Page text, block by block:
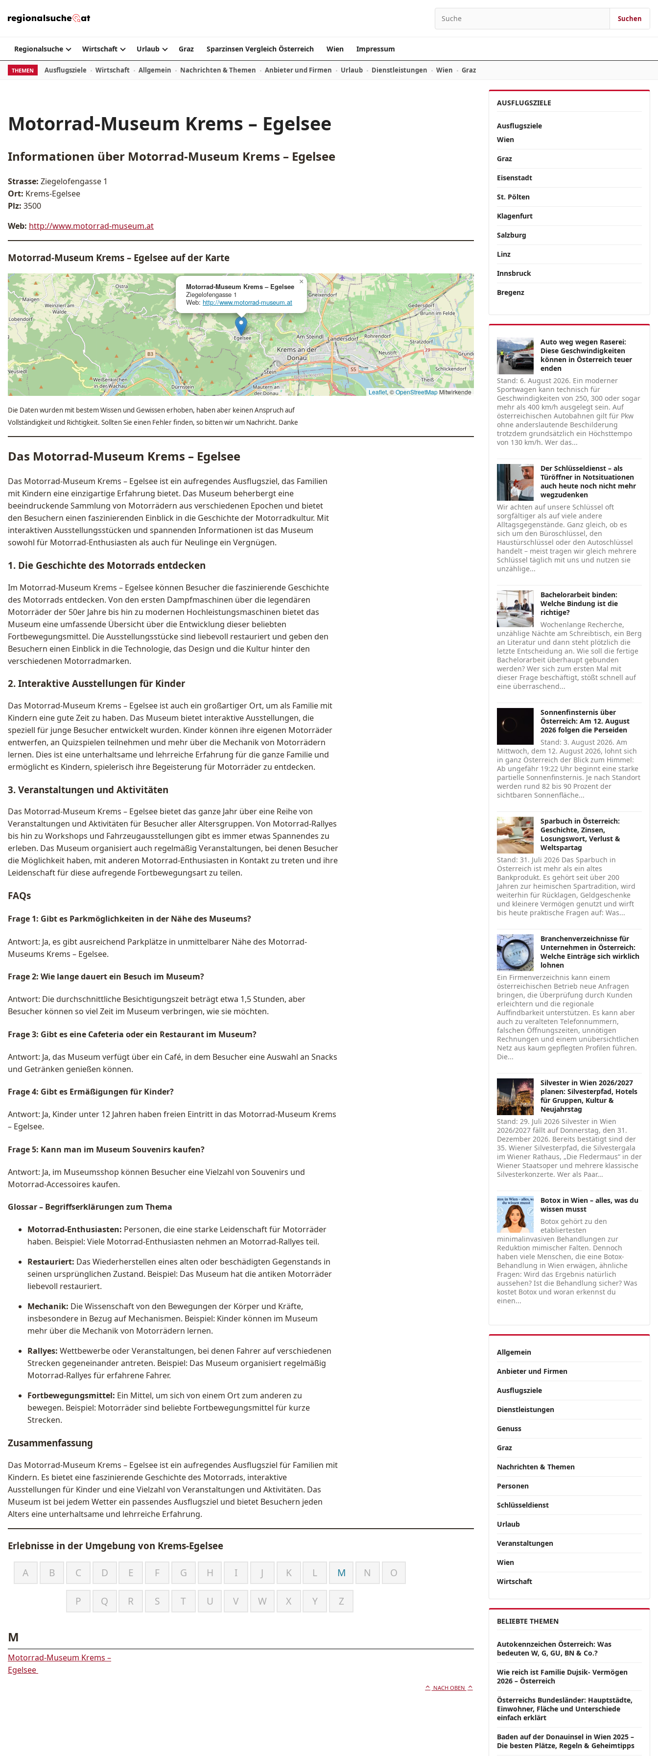
Suchen nach:
Suchen
Regionalsuche Wirtschaft Urlaub Graz Sparzinsen Vergleich Österreich Wien Impressum
THEMEN Ausflugsziele Wirtschaft Allgemein Nachrichten & Themen Anbieter und Firmen Urlaub Dienstleistungen Wien Graz
Motorrad-Museum Krems – Egelsee
Informationen über Motorrad-Museum Krems – Egelsee
Strasse: Ziegelofengasse 1
Ort: Krems-Egelsee
Plz: 3500
Web: http://www.motorrad-museum.at
Motorrad-Museum Krems – Egelsee auf der Karte
Motorrad-Museum Krems – Egelsee
Ziegelofengasse 1
Web: http://www.motorrad-museum.at
×
Leaflet, ©OpenStreetMapMitwirkende
Die Daten wurden mit bestem Wissen und Gewissen erhoben, haben aber keinen Anspruch auf
Vollständigkeit und Richtigkeit. Sollten Sie einen Fehler finden, so bitten wir um Nachricht. Danke
Das Motorrad-Museum Krems – Egelsee
Das Motorrad-Museum Krems – Egelsee ist ein aufregendes Ausflugsziel, das Familien
mit Kindern eine einzigartige Erfahrung bietet. Das Museum beherbergt eine
beeindruckende Sammlung von Motorrädern aus verschiedenen Epochen und bietet
den Besuchern einen faszinierenden Einblick in die Geschichte der Motorradkultur. Mit
interaktiven Ausstellungsstücken und spannenden Informationen ist das Museum
sowohl für Motorrad-Enthusiasten als auch für Neulinge ein Vergnügen.
1. Die Geschichte des Motorrads entdecken
Im Motorrad-Museum Krems – Egelsee können Besucher die faszinierende Geschichte
des Motorrads entdecken. Von den ersten Dampfmaschinen über die legendären
Motorräder der 50er Jahre bis hin zu modernen Hochleistungsmaschinen bietet das
Museum eine umfassende Übersicht über die Entwicklung dieser beliebten
Fortbewegungsmittel. Die Ausstellungsstücke sind liebevoll restauriert und geben den
Besuchern einen Einblick in die Technologie, das Design und die Kultur hinter den
verschiedenen Motorradmarken.
2. Interaktive Ausstellungen für Kinder
Das Motorrad-Museum Krems – Egelsee ist auch ein großartiger Ort, um als Familie mit
Kindern eine gute Zeit zu haben. Das Museum bietet interaktive Ausstellungen, die
speziell für junge Besucher entwickelt wurden. Kinder können ihre eigenen Motorräder
entwerfen, an Quizspielen teilnehmen und mehr über die Mechanik von Motorrädern
lernen. Dies ist eine unterhaltsame und lehrreiche Erfahrung für die ganze Familie und
ermöglicht es Kindern, spielerisch ihre Begeisterung für Motorräder zu entdecken.
3. Veranstaltungen und Aktivitäten
Das Motorrad-Museum Krems – Egelsee bietet das ganze Jahr über eine Reihe von
Veranstaltungen und Aktivitäten für Besucher aller Altersgruppen. Von Motorrad-Rallyes
bis hin zu Workshops und Fahrzeugausstellungen gibt es immer etwas Spannendes zu
erleben. Das Museum organisiert auch regelmäßig Veranstaltungen, bei denen Besucher
die Möglichkeit haben, mit anderen Motorrad-Enthusiasten in Kontakt zu treten und ihre
Leidenschaft für diese aufregende Fortbewegungsart zu teilen.
FAQs
Frage 1: Gibt es Parkmöglichkeiten in der Nähe des Museums?
Antwort: Ja, es gibt ausreichend Parkplätze in unmittelbarer Nähe des Motorrad-
Museums Krems – Egelsee.
Frage 2: Wie lange dauert ein Besuch im Museum?
Antwort: Die durchschnittliche Besichtigungszeit beträgt etwa 1,5 Stunden, aber
Besucher können so viel Zeit im Museum verbringen, wie sie möchten.
Frage 3: Gibt es eine Cafeteria oder ein Restaurant im Museum?
Antwort: Ja, das Museum verfügt über ein Café, in dem Besucher eine Auswahl an Snacks
und Getränken genießen können.
Frage 4: Gibt es Ermäßigungen für Kinder?
Antwort: Ja, Kinder unter 12 Jahren haben freien Eintritt in das Motorrad-Museum Krems
– Egelsee.
Frage 5: Kann man im Museum Souvenirs kaufen?
Antwort: Ja, im Museumsshop können Besucher eine Vielzahl von Souvenirs und
Motorrad-Accessoires kaufen.
Glossar – Begriffserklärungen zum Thema
Motorrad-Enthusiasten: Personen, die eine starke Leidenschaft für Motorräder
haben. Beispiel: Viele Motorrad-Enthusiasten nehmen an Motorrad-Rallyes teil.
Restauriert: Das Wiederherstellen eines alten oder beschädigten Gegenstands in
seinen ursprünglichen Zustand. Beispiel: Das Museum hat die antiken Motorräder
liebevoll restauriert.
Mechanik: Die Wissenschaft von den Bewegungen der Körper und Kräfte,
insbesondere in Bezug auf Mechanismen. Beispiel: Kinder können im Museum
mehr über die Mechanik von Motorrädern lernen.
Rallyes: Wettbewerbe oder Veranstaltungen, bei denen Fahrer auf verschiedenen
Strecken gegeneinander antreten. Beispiel: Das Museum organisiert regelmäßig
Motorrad-Rallyes für erfahrene Fahrer.
Fortbewegungsmittel: Ein Mittel, um sich von einem Ort zum anderen zu
bewegen. Beispiel: Motorräder sind beliebte Fortbewegungsmittel für kurze
Strecken.
Zusammenfassung
Das Motorrad-Museum Krems – Egelsee ist ein aufregendes Ausflugsziel für Familien mit
Kindern. Es bietet eine faszinierende Geschichte des Motorrads, interaktive
Ausstellungen für Kinder und eine Vielzahl von Veranstaltungen und Aktivitäten. Das
Museum ist bei jedem Wetter ein passendes Ausflugsziel und bietet Besuchern jeden
Alters eine unterhaltsame und lehrreiche Erfahrung.
Erlebnisse in der Umgebung von Krems-Egelsee
A B C D E F G H I J K L M N O
P Q R S T U V W X Y Z
M
Motorrad-Museum Krems –
Egelsee
NACH OBEN
AUSFLUGSZIELE
Ausflugsziele
Wien
Graz
Eisenstadt
St. Pölten
Klagenfurt
Salzburg
Linz
Innsbruck
Bregenz
Auto weg wegen Raserei:
Diese Geschwindigkeiten
können in Österreich teuer
enden
Stand: 6. August 2026. Ein moderner
Sportwagen kann technisch für
Geschwindigkeiten von 250, 300 oder sogar
mehr als 400 km/h ausgelegt sein. Auf
österreichischen Autobahnen gilt für Pkw
ohne anderslautende Beschilderung
trotzdem grundsätzlich ein Höchsttempo
von 130 km/h. Wer das...
Der Schlüsseldienst – als
Türöffner in Notsituationen
auch heute noch nicht mehr
wegzudenken
Wir achten auf unsere Schlüssel oft
sorgfältiger als auf viele andere
Alltagsgegenstände. Ganz gleich, ob es
sich um den Büroschlüssel, den
Haustürschlüssel oder den Autoschlüssel
handelt – meist tragen wir gleich mehrere
Schlüssel täglich mit uns und nutzen sie
unzählige...
Bachelorarbeit binden:
Welche Bindung ist die
richtige?
Wochenlange Recherche,
unzählige Nächte am Schreibtisch, ein Berg
an Literatur und dann steht plötzlich die
letzte Entscheidung an. Wie soll die fertige
Bachelorarbeit überhaupt gebunden
werden? Wer sich zum ersten Mal mit
dieser Frage beschäftigt, stößt schnell auf
eine überraschend...
Sonnenfinsternis über
Österreich: Am 12. August
2026 folgen die Perseiden
Stand: 3. August 2026. Am
Mittwoch, dem 12. August 2026, lohnt sich
in ganz Österreich der Blick zum Himmel:
Ab ungefähr 19:22 Uhr beginnt eine starke
partielle Sonnenfinsternis. Je nach Standort
werden rund 82 bis 90 Prozent der
sichtbaren Sonnenfläche...
Sparbuch in Österreich:
Geschichte, Zinsen,
Losungswort, Verlust &
Weltspartag
Stand: 31. Juli 2026 Das Sparbuch in
Österreich ist mehr als ein altes
Bankprodukt. Es gehört seit über 200
Jahren zur heimischen Spartradition, wird
weiterhin für Rücklagen, Geldgeschenke
und kleinere Vermögen genutzt und wirft
bis heute praktische Fragen auf: Was...
Branchenverzeichnisse für
Unternehmen in Österreich:
Welche Einträge sich wirklich
lohnen
Ein Firmenverzeichnis kann einem
österreichischen Betrieb neue Anfragen
bringen, die Überprüfung durch Kunden
erleichtern und die regionale
Auffindbarkeit unterstützen. Es kann aber
auch zu veralteten Telefonnummern,
falschen Öffnungszeiten, unnötigen
Rechnungen und einem unübersichtlichen
Netz aus kaum gepflegten Profilen führen.
Die...
Silvester in Wien 2026/2027
planen: Silvesterpfad, Hotels
für Gruppen, Kultur &
Neujahrstag
Stand: 29. Juli 2026 Silvester in Wien
2026/2027 fällt auf Donnerstag, den 31.
Dezember 2026. Bereits bestätigt sind der
35. Wiener Silvesterpfad, die Silvestergala
im Wiener Rathaus, „Die Fledermaus“ in der
Wiener Staatsoper und mehrere klassische
Silvesterkonzerte. Wer als Paar...
Botox in Wien – alles, was du
wissen musst
Botox gehört zu den
etabliertesten
minimalinvasiven Behandlungen zur
Reduktion mimischer Falten. Dennoch
haben viele Menschen, die eine Botox-
Behandlung in Wien erwägen, ähnliche
Fragen: Wird das Ergebnis natürlich
aussehen? Ist die Behandlung sicher? Was
kostet Botox und woran erkennst du
einen...
Allgemein
Anbieter und Firmen
Ausflugsziele
Dienstleistungen
Genuss
Graz
Nachrichten & Themen
Personen
Schlüsseldienst
Urlaub
Veranstaltungen
Wien
Wirtschaft
BELIEBTE THEMEN
Autokennzeichen Österreich: Was
bedeuten W, G, GU, BN & Co.?
Wie reich ist Familie Dujsik- Vermögen
2026 – Österreich
Österreichs Bundesländer: Hauptstädte,
Einwohner, Fläche und Unterschiede
einfach erklärt
Baden auf der Donauinsel in Wien 2025 –
Die besten Plätze, Regeln & Geheimtipps